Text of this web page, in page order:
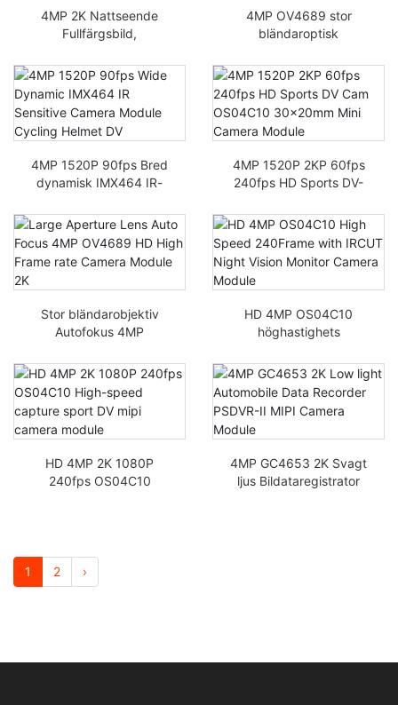
4MP 2K Nattseende
Fullfärgsbild,
Kameramodul SC401AI
4MP OV4689 stor
bländaroptisk
DV-kameramodul
4MP 1520P 90fps Bred
dynamisk IMX464 IR-
Cykelhjälm DV
4MP 1520P 2KP 60fps
240fps HD Sports DV-
30x20mm
minikameramodul
Stor bländarobjektiv
Autofokus 4MP
Rate Kameramodul 2K
HD 4MP OS04C10
höghastighets
Night Vision Monitor
Camera Module
HD 4MP 2K 1080P
240fps OS04C10
4MP GC4653 2K Svagt
ljus Bildataregistrator
1 2 ›